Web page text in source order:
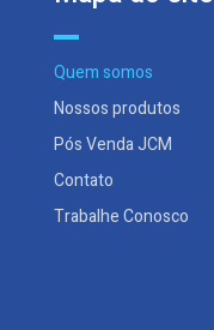
Quem somos
Nossos produtos
Pós Venda JCM
Contato
Trabalhe Conosco